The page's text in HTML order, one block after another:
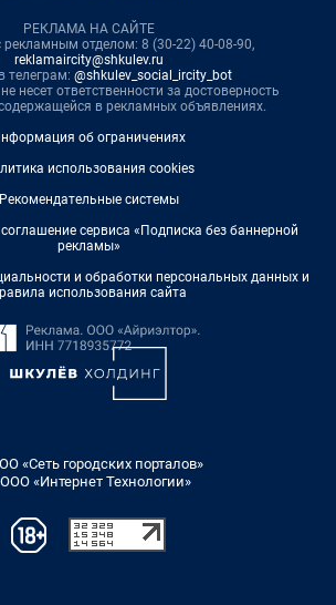
РЕКЛАМА НА САЙТЕ
рекламным отделом: 8 (30-22) 40-08-90,
reklamaircity@shkulev.ru
телеграм: @shkulev_social_ircity_bot
несет ответственности за достоверность
в рекламных объявлениях.
об ограничениях
использования cookies
Рекомендательные системы
сервиса «Подписка без баннерной
рекламы»
и обработки персональных данных и
использования сайта
«Сеть городских порталов»
«Интернет Технологии»